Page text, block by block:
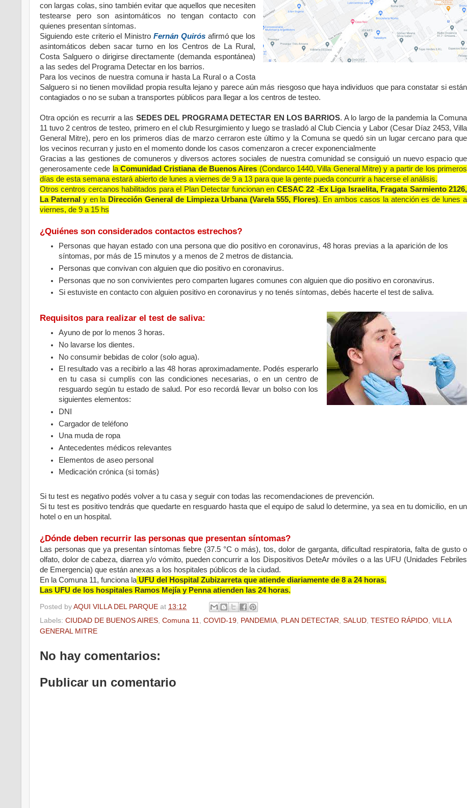
con largas colas, sino también evitar que aquellos que necesiten
testearse pero son asintomáticos no tengan contacto con
quienes presentan síntomas.
Siguiendo este criterio el Ministro Fernán Quirósafirmó que los
asintomáticos deben sacar turno en los Centros de La Rural,
Costa Salguero o dirigirse directamente (demanda espontánea)
a las sedes del Programa Detectar en los barrios.
Para los vecinos de nuestra comuna ir hasta La Rural o a Costa
Salguero si no tienen movilidad propia resulta lejano y parece aún más riesgoso que haya individuos que para constatar si están
contagiados o no se suban a transportes públicos para llegar a los centros de testeo.
Otra opción es recurrir a las SEDES DEL PROGRAMA DETECTAR EN LOS BARRIOS. A lo largo de la pandemia la Comuna
11 tuvo 2 centros de testeo, primero en el club Resurgimiento y luego se trasladó al Club Ciencia y Labor (Cesar Díaz 2453, Villa
General Mitre), pero en los primeros días de marzo cerraron este último y la Comuna se quedó sin un lugar cercano para que
los vecinos recurran y justo en el momento donde los casos comenzaron a crecer exponencialmente
Gracias a las gestiones de comuneros y diversos actores sociales de nuestra comunidad se consiguió un nuevo espacio que
generosamente cede laComunidad Cristiana de Buenos Aires (Condarco 1440, Villa General Mitre) y a partir de los primeros
días de esta semana estará abierto de lunes a viernes de 9 a 13 para que la gente pueda concurrir a hacerse el análisis.
Otros centros cercanos habilitados para el Plan Detectar funcionan en CESAC 22 -Ex Liga Israelita, Fragata Sarmiento 2126,
La Paternal y en la Dirección General de Limpieza Urbana (Varela 555, Flores). En ambos casos la atención es de lunes a
viernes, de 9 a 15 hs
¿Quiénes son considerados contactos estrechos?
Personas que hayan estado con una persona que dio positivo en coronavirus, 48 horas previas a la aparición de los
síntomas, por más de 15 minutos y a menos de 2 metros de distancia.
Personas que convivan con alguien que dio positivo en coronavirus.
Personas que no son convivientes pero comparten lugares comunes con alguien que dio positivo en coronavirus.
Si estuviste en contacto con alguien positivo en coronavirus y no tenés síntomas, debés hacerte el test de saliva.
Requisitos para realizar el test de saliva:
Ayuno de por lo menos 3 horas.
No lavarse los dientes.
No consumir bebidas de color (solo agua).
El resultado vas a recibirlo a las 48 horas aproximadamente. Podés esperarlo
en tu casa si cumplís con las condiciones necesarias, o en un centro de
resguardo según tu estado de salud. Por eso recordá llevar un bolso con los
siguientes elementos:
DNI
Cargador de teléfono
Una muda de ropa
Antecedentes médicos relevantes
Elementos de aseo personal
Medicación crónica (si tomás)
Si tu test es negativo podés volver a tu casa y seguir con todas las recomendaciones de prevención.
Si tu test es positivo tendrás que quedarte en resguardo hasta que el equipo de salud lo determine, ya sea en tu domicilio, en un
hotel o en un hospital.
¿Dónde deben recurrir las personas que presentan síntomas?
Las personas que ya presentan síntomas fiebre (37.5 °C o más), tos, dolor de garganta, dificultad respiratoria, falta de gusto o
olfato, dolor de cabeza, diarrea y/o vómito, pueden concurrir a los Dispositivos DeteAr móviles o a las UFU (Unidades Febriles
de Emergencia) que están anexas a los hospitales públicos de la ciudad.
En la Comuna 11, funciona la UFU del Hospital Zubizarreta que atiende diariamente de 8 a 24 horas.
Las UFU de los hospitales Ramos Mejía y Penna atienden las 24 horas.
Posted by AQUI VILLA DEL PARQUE at 13:12
Labels: CIUDAD DE BUENOS AIRES, Comuna 11, COVID-19, PANDEMIA, PLAN DETECTAR, SALUD, TESTEO RÁPIDO, VILLA
GENERAL MITRE
No hay comentarios:
Publicar un comentario